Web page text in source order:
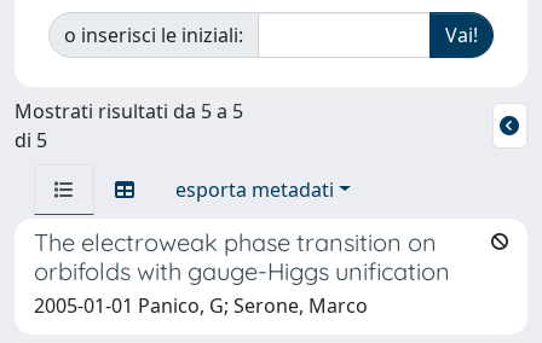
o inserisci le iniziali:
Mostrati risultati da 5 a 5
di 5
esporta metadati
The electroweak phase transition on
orbifolds with gauge-Higgs unification
2005-01-01 Panico, G; Serone, Marco